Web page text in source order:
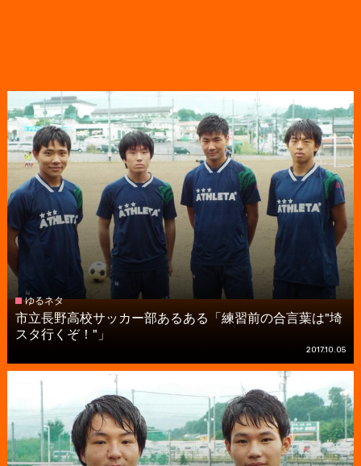
ゆるネタ
市立長野高校サッカー部あるある「練習前の合言葉は"埼
スタ行くぞ！"」
2017.10.05